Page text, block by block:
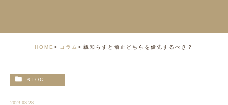
HOME コラム 親知らずと矯正どちらを優先するべき？
BLOG
2023.03.28